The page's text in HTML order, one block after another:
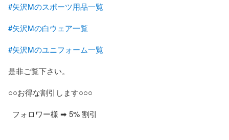
#矢沢Mのスポーツ用品一覧
#矢沢Mの白ウェア一覧
#矢沢Mのユニフォーム一覧
是非ご覧下さい。
○○お得な割引します○○○